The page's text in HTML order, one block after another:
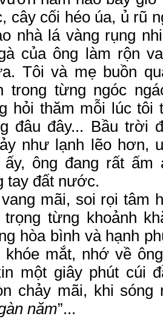
cây cối héo úa, ủ rũ
nhà lá vàng rụng nhi
của ông làm rộn
a. Tôi và mẹbuồn
trong từng ngóc
hỏi thăm mỗi lúc tôi
đâu đây... Bầu trời
y nhưlạnh lẽo hơn,
ấy, ông đang rất ấm
tay đất nước.
mãi, soi rọi tâm h
trọng từng khoảnh kh
hòa bình và hạnh
khóe mắt, nhớ về
một giây phút cúi đ
chảy mãi, khi sóng
năm”...